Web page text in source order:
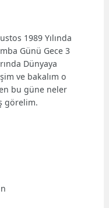
1989 Yılında
Günü Gece 3
Dünyaya
ve bakalım o
bu güne neler
görelim.